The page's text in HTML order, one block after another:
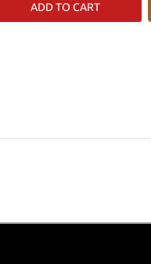
ADD TO CART